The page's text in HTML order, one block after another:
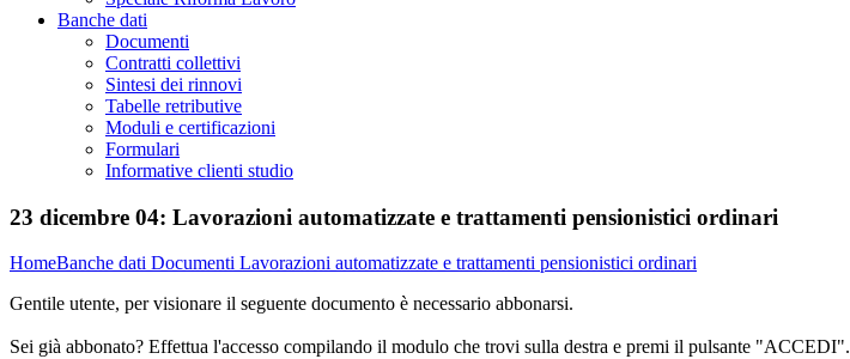
Banche dati
Documenti
Contratti collettivi
Sintesi dei rinnovi
Tabelle retributive
Moduli e certificazioni
Formulari
Informative clienti studio
23 dicembre 04: Lavorazioni automatizzate e trattamenti pensionistici ordinari
HomeBanche dati Documenti Lavorazioni automatizzate e trattamenti pensionistici ordinari
Gentile utente, per visionare il seguente documento è necessario abbonarsi.
Sei già abbonato? Effettua l'accesso compilando il modulo che trovi sulla destra e premi il pulsante "ACCEDI".